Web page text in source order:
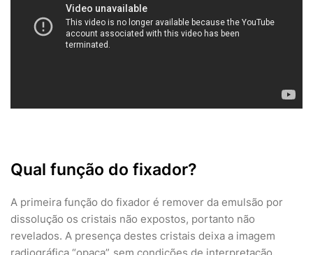
Qual função do fixador?
A primeira função do fixador é remover da emulsão por
dissolução os cristais não expostos, portanto não
revelados. A presença destes cristais deixa a imagem